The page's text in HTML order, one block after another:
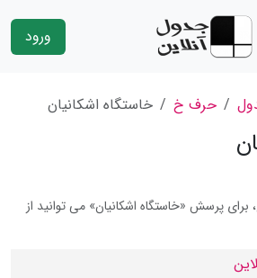
ورود
حرف خ خاستگاه اشکانیان
پرسش «خاستگاه اشکانیان» می توانید از